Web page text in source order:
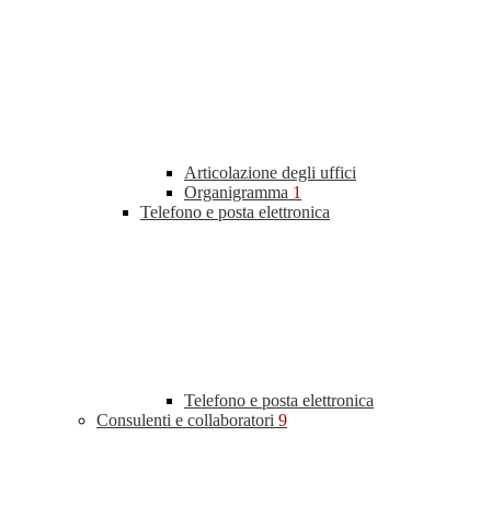
Articolazione degli uffici
Organigramma 1
Telefono e posta elettronica
Telefono e posta elettronica
Consulenti e collaboratori 9